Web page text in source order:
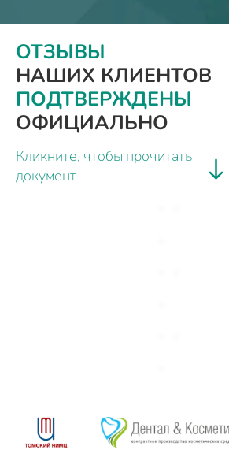
ОТЗЫВЫ
НАШИХ КЛИЕНТОВ
ПОДТВЕРЖДЕНЫ
ОФИЦИАЛЬНО
Кликните, чтобы прочитать
документ